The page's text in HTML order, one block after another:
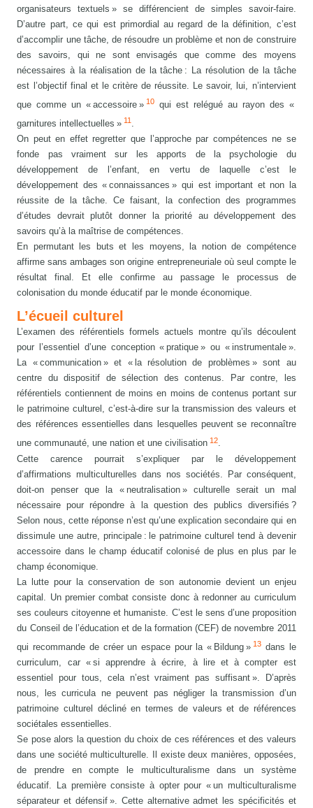
organisateurs textuels » se différencient de simples savoir-faire.
D’autre part, ce qui est primordial au regard de la définition, c’est
d’accomplir une tâche, de résoudre un problème et non de construire
des savoirs, qui ne sont envisagés que comme des moyens
nécessaires à la réalisation de la tâche : La résolution de la tâche
est l’objectif final et le critère de réussite. Le savoir, lui, n’intervient
que comme un « accessoire »10 qui est relégué au rayon des «
garnitures intellectuelles »11 .
On peut en effet regretter que l’approche par compétences ne se
fonde pas vraiment sur les apports de la psychologie du
développement de l’enfant, en vertu de laquelle c’est le
développement des « connaissances » qui est important et non la
réussite de la tâche. Ce faisant, la confection des programmes
d’études devrait plutôt donner la priorité au développement des
savoirs qu’à la maîtrise de compétences.
En permutant les buts et les moyens, la notion de compétence
affirme sans ambages son origine entrepreneuriale où seul compte le
résultat final. Et elle confirme au passage le processus de
colonisation du monde éducatif par le monde économique.
L’écueil culturel
L’examen des référentiels formels actuels montre qu’ils découlent
pour l’essentiel d’une conception « pratique » ou « instrumentale ».
La « communication » et « la résolution de problèmes » sont au
centre du dispositif de sélection des contenus. Par contre, les
référentiels contiennent de moins en moins de contenus portant sur
le patrimoine culturel, c’est-à-dire sur la transmission des valeurs et
des références essentielles dans lesquelles peuvent se reconnaître
une communauté, une nation et une civilisation12.
Cette carence pourrait s’expliquer par le développement
d’affirmations multiculturelles dans nos sociétés. Par conséquent,
doit-on penser que la « neutralisation » culturelle serait un mal
nécessaire pour répondre à la question des publics diversifiés ?
Selon nous, cette réponse n’est qu’une explication secondaire qui en
dissimule une autre, principale : le patrimoine culturel tend à devenir
accessoire dans le champ éducatif colonisé de plus en plus par le
champ économique.
La lutte pour la conservation de son autonomie devient un enjeu
capital. Un premier combat consiste donc à redonner au curriculum
ses couleurs citoyenne et humaniste. C’est le sens d’une proposition
du Conseil de l’éducation et de la formation (CEF) de novembre 2011
qui recommande de créer un espace pour la « Bildung »13 dans le
curriculum, car « si apprendre à écrire, à lire et à compter est
essentiel pour tous, cela n’est vraiment pas suffisant ». D’après
nous, les curricula ne peuvent pas négliger la transmission d’un
patrimoine culturel décliné en termes de valeurs et de références
sociétales essentielles.
Se pose alors la question du choix de ces références et des valeurs
dans une société multiculturelle. Il existe deux manières, opposées,
de prendre en compte le multiculturalisme dans un système
éducatif. La première consiste à opter pour « un multiculturalisme
séparateur et défensif ». Cette alternative admet les spécificités et